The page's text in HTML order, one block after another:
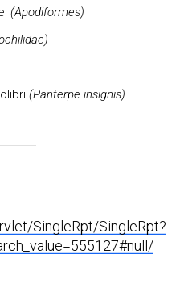
(Apodiformes)
(Panterpe insignis)
SingleRpt/SingleRpt?